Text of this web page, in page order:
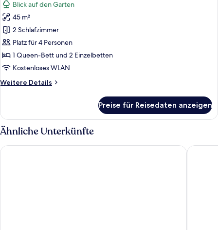
für
Familienzimmer,
Balkon
anzeigen
Blick auf den Garten
45 m²
2 Schlafzimmer
Platz für 4 Personen
1 Queen-Bett und 2 Einzelbetten
Kostenloses WLAN
Weitere Details
Weitere
Balkon
Preise für Reisedaten anzeigen
Ähnliche Unterkünfte
Bristol Palace Hotel Hotel